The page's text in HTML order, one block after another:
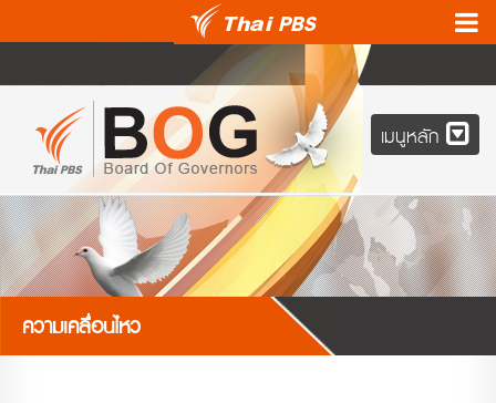
เมนูหลัก
ความเคลื่อนไหว